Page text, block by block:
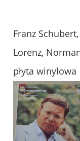
Franz
Lorenz,
płyta winylowa